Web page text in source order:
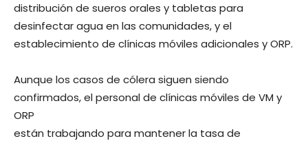
distribución de sueros orales y tabletas para
desinfectar agua en las comunidades, y el
establecimiento de clínicas móviles adicionales y ORP.
Aunque los casos de cólera siguen siendo
confirmados, el personal de clínicas móviles de VM y
ORP
están trabajando para mantener la tasa de